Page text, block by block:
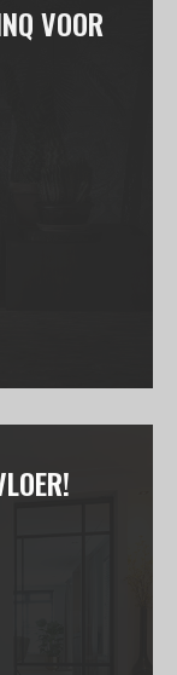
VOOR